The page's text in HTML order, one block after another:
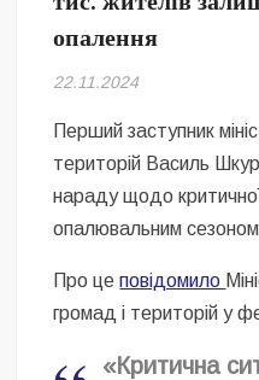
Безугла закликає валити
Світові бренди одягу та
сучасну моду
Командувач ВМС Неїжпапа
навколо керівництва армії
опалення
22.11.2024
Перший заступник
територій Василь
нараду щодо критичної
опалювальним
Про цеповідомило
громад і територій у
«Критична